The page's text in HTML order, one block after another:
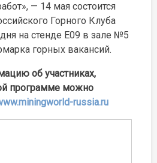
— 14 мая состоится
Горного Клуба
на стенде Е09 в зале №5
горных вакансий.
об участниках,
программе можно
russia.ru